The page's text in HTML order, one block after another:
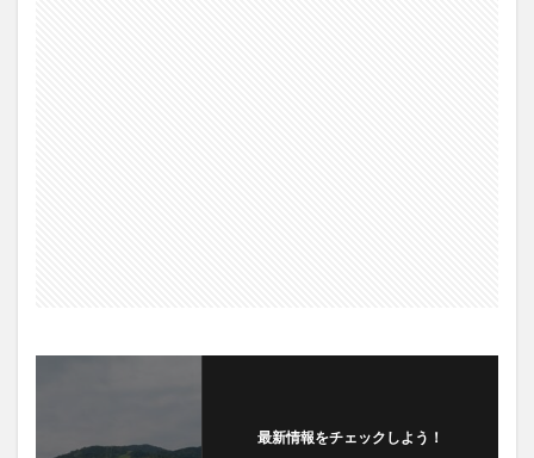
最新情報をチェックしよう！